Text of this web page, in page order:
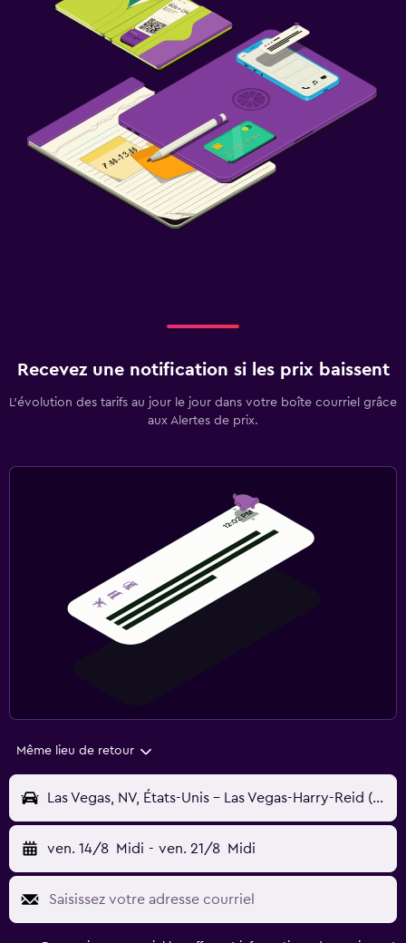
Recevez une notification si les prix baissent
L’évolution des tarifs au jour le jour dans votre boîte courriel grâce
aux Alertes de prix.
Même lieu de retour
Las Vegas, NV, États-Unis - Las Vegas-Harry-Reid (LAS)
ven. 14/8 Midi - ven. 21/8 Midi